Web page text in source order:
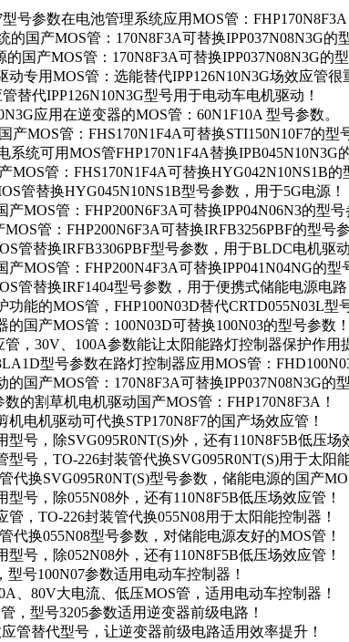
型号参数在电池管理系统应用MOS管：FHP170N8F3A
的国产MOS管：170N8F3A可替换IPP037N08N3G的
的国产MOS管：170N8F3A可替换IPP037N08N3G的型
动专用MOS管：选能替代IPP126N10N3G场效应管很
替代IPP126N10N3G型号用于电动车电机驱动！
应用在逆变器的MOS管：60N1F10A 型号参数。
产MOS管：FHS170N1F4A可替换STI150N10F7的型
系统可用MOS管FHP170N1F4A替换IPB045N10N3G
MOS管：FHS170N1F4A可替换HYG042N10NS1B的
管替换HYG045N10NS1B型号参数，用于5G电源！
MOS管：FHP200N6F3A可替换IPP04N06N3的型号
管：FHP200N6F3A可替换IRFB3256PBF的型号参
管替换IRFB3306PBF型号参数，用于BLDC电机驱
产MOS管：FHP200N4F3A可替换IPP041N04NG的型
管替换IRF1404型号参数，用于便携式储能电源电路
功能的MOS管，FHP100N03D替代CRTD055N03L型
的国产MOS管：100N03D可替换100N03的型号参数！
管，30V、100A参数能让太阳能路灯控制器保护作用
型号参数在路灯控制器应用MOS管：
的国产MOS管：170N8F3A可替换IPP037N08N3G的
的割草机电机驱动国产MOS管：FHP170N8F3A！
机电机驱动可代换STP170N8F7的国产场效应管！
型号，除SVG095R0NT(S)外，还有110N8F5B低压场
型号，TO-226封装管代换SVG095R0NT(S)用于太阳
代换SVG095R0NT(S)型号参数，储能电源的国产
型号，除055N08外，还有110N8F5B低压场效应管！
管，TO-226封装管代换055N08用于太阳能控制器！
代换055N08型号参数，对储能电源友好的MOS管！
型号，除052N08外，还有110N8F5B低压场效应管！
型号100N07参数适用电动车控制器！
、80V大电流、低压MOS管，适用电动车控制器！
，型号3205参数适用逆变器前级电路！
管替代型号，让逆变器前级电路适用效率提升！